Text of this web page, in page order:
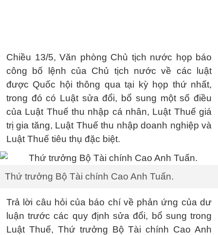
Chiều 13/5, Văn phòng Chủ tịch nước họp báo
công bố lệnh của Chủ tịch nước về các luật
được Quốc hội thông qua tại kỳ họp thứ nhất,
trong đó có Luật sửa đổi, bổ sung một số điều
của Luật Thuế thu nhập cá nhân, Luật Thuế giá
trị gia tăng, Luật Thuế thu nhập doanh nghiệp và
Luật Thuế tiêu thụ đặc biệt.
Thứ trưởng Bộ Tài chính Cao Anh Tuấn.
Trả lời câu hỏi của báo chí về phản ứng của dư
luận trước các quy định sửa đổi, bổ sung trong
Luật Thuế, Thứ trưởng Bộ Tài chính Cao Anh